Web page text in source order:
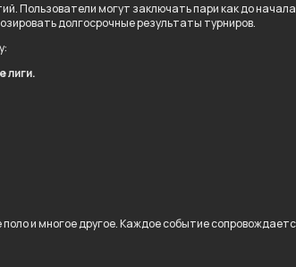
Пользователи могут заключать пари как до
долгосрочные результаты турниров.
лиги.
и многое другое. Каждое событие